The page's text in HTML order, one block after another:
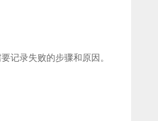
记录失败的步骤和原因。